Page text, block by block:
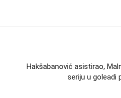
Hakšabanović asistirao,
seriju u goleadi